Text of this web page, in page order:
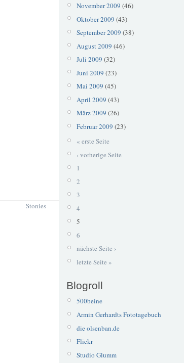
Stonies
November 2009 (46)
Oktober 2009 (43)
September 2009 (38)
August 2009 (46)
Juli 2009 (32)
Juni 2009 (23)
Mai 2009 (45)
April 2009 (43)
März 2009 (26)
Februar 2009 (23)
« erste Seite
‹ vorherige Seite
1
2
3
4
5
6
nächste Seite ›
letzte Seite »
Blogroll
500beine
Armin Gerhardts Fototagebuch
die olsenban.de
Flickr
Studio Glumm